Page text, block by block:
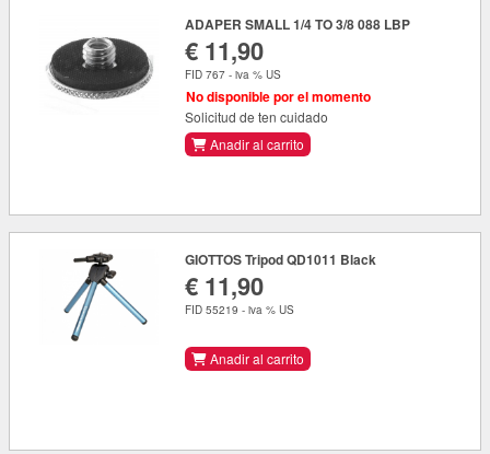
ADAPER SMALL 1/4 TO 3/8 088 LBP
€ 11,90
FID 767 - iva % US
No disponible por el momento
Solicitud de ten cuidado
Anadir al carrito
GIOTTOS Tripod QD1011 Black
€ 11,90
FID 55219 - iva % US
Anadir al carrito